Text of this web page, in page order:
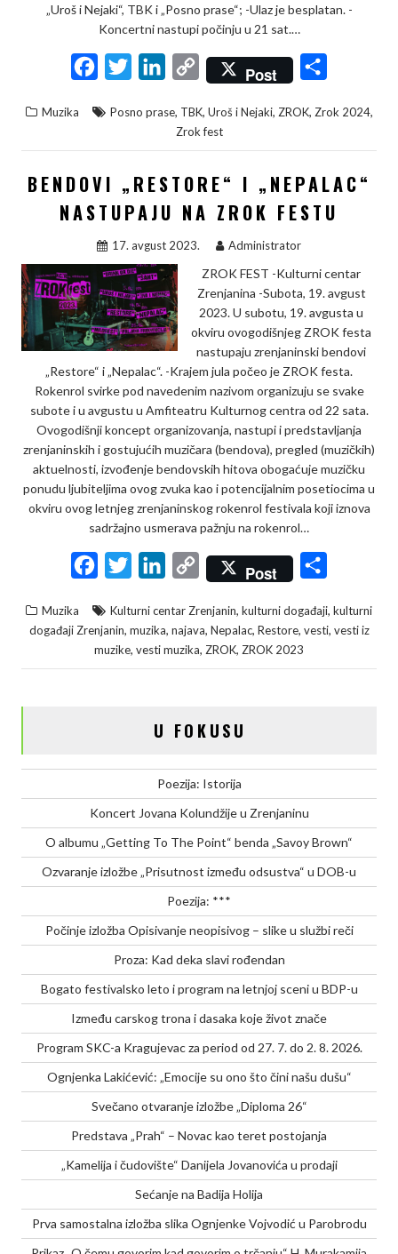
„Uroš i Nejaki“, TBK i „Posno prase“; -Ulaz je besplatan. -
Koncertni nastupi počinju u 21 sat.…
c
e
b
o
k
i
t
t
n
k
e
I
n
C
p
y
L
n
Post
a
r
Muzika Posno prase, TBK, Uroš i Nejaki, ZROK, Zrok 2024,
Zrok fest
BENDOVI „RESTORE“ I „NEPALAC“
NASTUPAJU NA ZROK FESTU
17. avgust 2023. Administrator
ZROK FEST -Kulturni centar
Zrenjanina -Subota, 19. avgust
2023. U subotu, 19. avgusta u
okviru ovogodišnjeg ZROK festa
nastupaju zrenjaninski bendovi
„Restore“ i „Nepalac“. -Krajem jula počeo je ZROK festa.
Rokenrol svirke pod navedenim nazivom organizuju se svake
subote i u avgustu u Amfiteatru Kulturnog centra od 22 sata.
Ovogodišnji koncept organizovanja, nastupi i predstavljanja
zrenjaninskih i gostujućih muzičara (bendova), pregled (muzičkih)
aktuelnosti, izvođenje bendovskih hitova obogaćuje muzičku
ponudu ljubiteljima ovog zvuka kao i potencijalnim posetiocima u
okviru ovog letnjeg zrenjaninskog rokenrol festivala koji iznova
sadržajno usmerava pažnju na rokenrol…
c
e
b
i
t
t
n
k
e
C
p
L
n
Post
a
e
Muzika Kulturni centar Zrenjanin, kulturni događaji, kulturni
događaji Zrenjanin, muzika, najava, Nepalac, Restore, vesti, vesti iz
muzike, vesti muzika, ZROK, ZROK 2023
U FOKUSU
Poezija: Istorija
Koncert Jovana Kolundžije u Zrenjaninu
O albumu „Getting To The Point“ benda „Savoy Brown“
Ozvaranje izložbe „Prisutnost između odsustva“ u DOB-u
Poezija: ***
Počinje izložba Opisivanje neopisivog – slike u službi reči
Proza: Kad deka slavi rođendan
Bogato festivalsko leto i program na letnjoj sceni u BDP-u
Između carskog trona i dasaka koje život znače
Program SKC-a Kragujevac za period od 27. 7. do 2. 8. 2026.
Ognjenka Lakićević: „Emocije su ono što čini našu dušu“
Svečano otvaranje izložbe „Diploma 26“
Predstava „Prah“ – Novac kao teret postojanja
„Kamelija i čudovište“ Danijela Jovanovića u prodaji
Sećanje na Badija Holija
Prva samostalna izložba slika Ognjenke Vojvodić u Parobrodu